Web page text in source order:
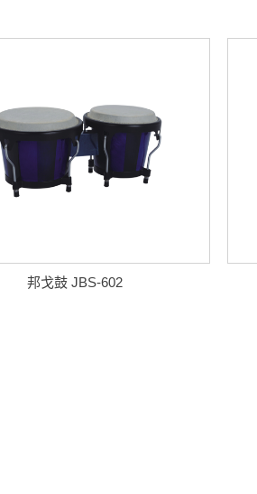
邦戈鼓 JBS-602